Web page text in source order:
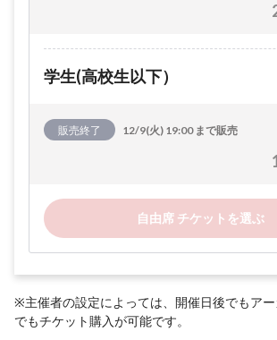
学生(高校生以下）
販売終了 12/9(火) 19:00 まで販売
自由席 チケットを選ぶ
※主催者の設定によっては、開催日後でもア
でもチケット購入が可能です。